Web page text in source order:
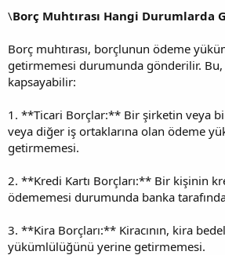
\Borç Muhtırası Hangi Durumlarda
Borç muhtırası, borçlunun ödeme
getirmemesi durumunda gönderilir.
kapsayabilir:
1. **Ticari Borçlar:** Bir şirketin veya
veya diğer iş ortaklarına olan ödeme
getirmemesi.
2. **Kredi Kartı Borçları:** Bir kişinin
ödememesi durumunda banka
3. **Kira Borçları:** Kiracının, kira
yükümlülüğünü yerine getirmemesi.